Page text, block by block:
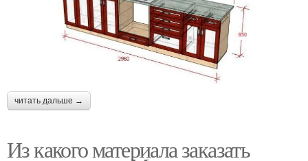
читать дальше →
Из какого материала заказать